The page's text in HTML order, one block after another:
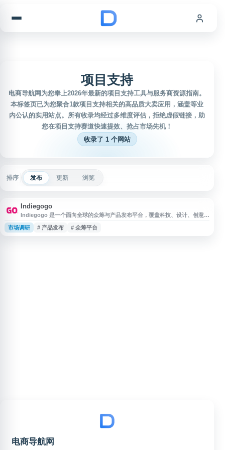
项目支持
电商导航网为您奉上2026年最新的项目支持工具与服务商资源指南。
本标签页已为您聚合1款项目支持相关的高品质大卖应用，涵盖等业
内公认的实用站点。所有收录均经过多维度评估，拒绝虚假链接，助
您在项目支持赛道快速提效、抢占市场先机！
收录了 1 个网站
排序 发布 更新 浏览
Indiegogo
Indiegogo 是一个面向全球的众筹与产品发布平台，覆盖科技、设计、创意、
生活方式等领域。用户可以在平台上发现正在筹资的新项目，支持感兴趣的产
品或创意；项目方则可通过 Indiegogo 展示方案、获取早期用户反馈并进行
市场调研 # 产品发布 # 众筹平台
电商导航网